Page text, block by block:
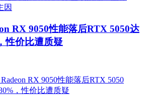
RX 9050性能落后RTX 5050达
性价比遭质疑